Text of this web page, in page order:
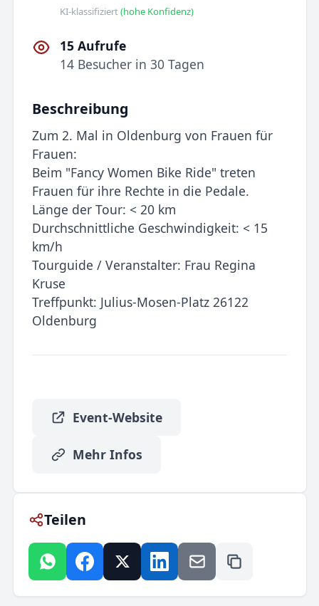
KI-klassifiziert(hohe Konfidenz)
15 Aufrufe
14 Besucher in 30 Tagen
Beschreibung
Zum 2. Mal in Oldenburg von Frauen für
Frauen:
Beim "Fancy Women Bike Ride" treten
Frauen für ihre Rechte in die Pedale.
Länge der Tour: < 20 km
Durchschnittliche Geschwindigkeit: < 15
km/h
Tourguide / Veranstalter: Frau Regina
Kruse
Treffpunkt: Julius-Mosen-Platz 26122
Oldenburg
Event-Website
Mehr Infos
Teilen